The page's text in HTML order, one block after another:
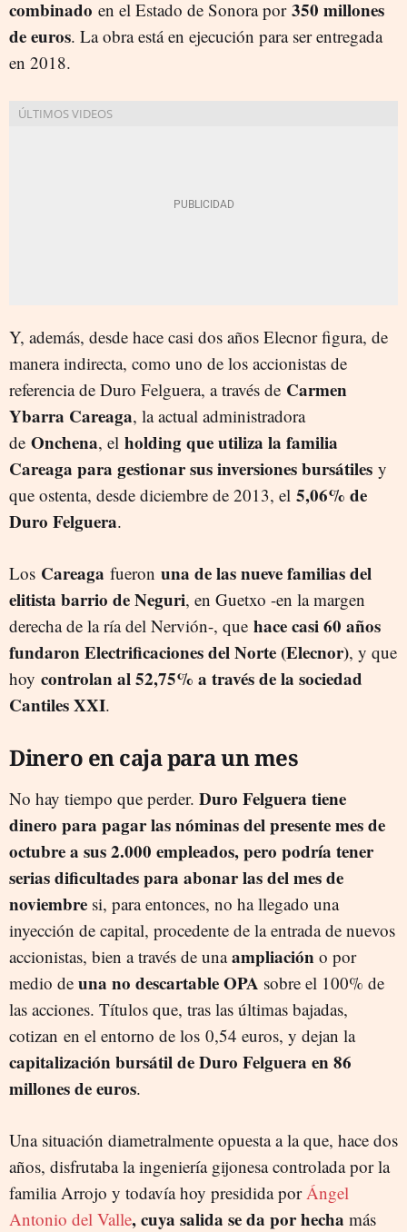
combinado en el Estado de Sonora por 350 millones
de euros. La obra está en ejecución para ser entregada
en 2018.
Y, además, desde hace casi dos años Elecnor figura, de
manera indirecta, como uno de los accionistas de
referencia de Duro Felguera, a través de Carmen
Ybarra Careaga, la actual administradora
de Onchena, el holding que utiliza la familia
Careaga para gestionar sus inversiones bursátiles y
que ostenta, desde diciembre de 2013, el 5,06% de
Duro Felguera.
Los Careaga fueron una de las nueve familias del
elitista barrio de Neguri, en Guetxo -en la margen
derecha de la ría del Nervión-, que hace casi 60 años
fundaron Electrificaciones del Norte (Elecnor), y que
hoy controlan al 52,75% a través de la sociedad
Cantiles XXI.
Dinero en caja para un mes
No hay tiempo que perder. Duro Felguera tiene
dinero para pagar las nóminas del presente mes de
octubre a sus 2.000 empleados, pero podría tener
serias dificultades para abonar las del mes de
noviembre si, para entonces, no ha llegado una
inyección de capital, procedente de la entrada de nuevos
accionistas, bien a través de unaampliación o por
medio de una no descartable OPA sobre el 100% de
las acciones. Títulos que, tras las últimas bajadas,
cotizan en el entorno de los 0,54 euros, y dejan la
capitalización bursátil de Duro Felguera en 86
millones de euros.
Una situación diametralmente opuesta a la que, hace dos
años, disfrutaba la ingeniería gijonesa controlada por la
familia Arrojo y todavía hoy presidida por Ángel
Antonio del Valle, cuya salida se da por hecha más